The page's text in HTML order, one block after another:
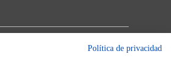
Política de privacidad